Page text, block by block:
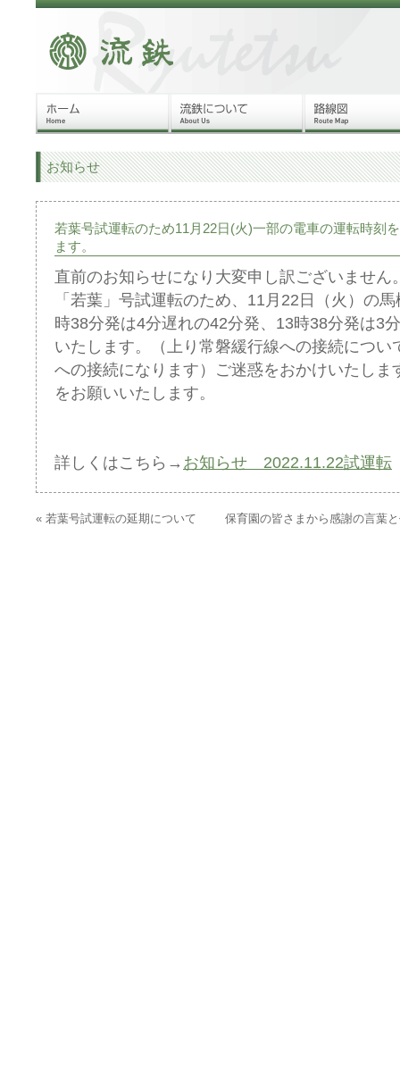
お知らせ
若葉号試運転のため11月22日(火)一部の電車の運転時刻
ます。
直前のお知らせになり大変申し訳ございません
「若葉」号試運転のため、11月22日（火）の
時38分発は4分遅れの42分発、13時38分発は3
いたします。（上り常磐緩行線への接続につい
への接続になります）ご迷惑をおかけいたしま
をお願いいたします。
詳しくはこちら→ お知らせ 2022.11.22試運転
« 若葉号試運転の延期について 保育園の皆さまから感謝の言葉